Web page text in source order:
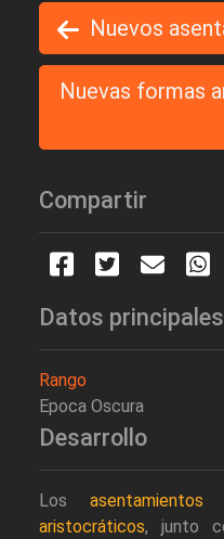
Nuevos
Nuevas formas
Compartir
Datos principales
Rango
Epoca Oscura
Desarrollo
Los asentamientos
aristocráticos, junto